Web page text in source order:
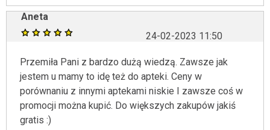
Aneta
24-02-2023 11:50
Przemiła Pani z bardzo dużą wiedzą. Zawsze jak
jestem u mamy to idę też do apteki. Ceny w
porównaniu z innymi aptekami niskie I zawsze coś w
promocji można kupić. Do większych zakupów jakiś
gratis :)